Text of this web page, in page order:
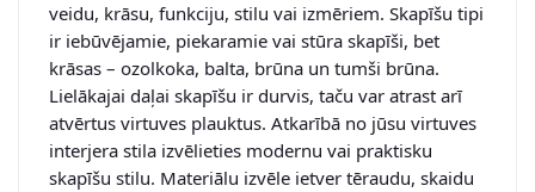
veidu, krāsu, funkciju, stilu vai izmēriem. Skapīšu tipi
ir iebūvējamie, piekaramie vai stūra skapīši, bet
krāsas – ozolkoka, balta, brūna un tumši brūna.
Lielākajai daļai skapīšu ir durvis, taču var atrast arī
atvērtus virtuves plauktus. Atkarībā no jūsu virtuves
interjera stila izvēlieties modernu vai praktisku
skapīšu stilu. Materiālu izvēle ietver tēraudu, skaidu